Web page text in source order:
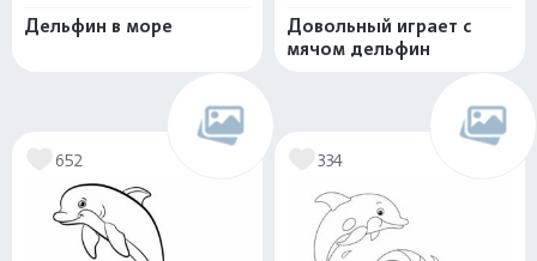
Дельфин в море
Довольный играет с
мячом дельфин
652 334